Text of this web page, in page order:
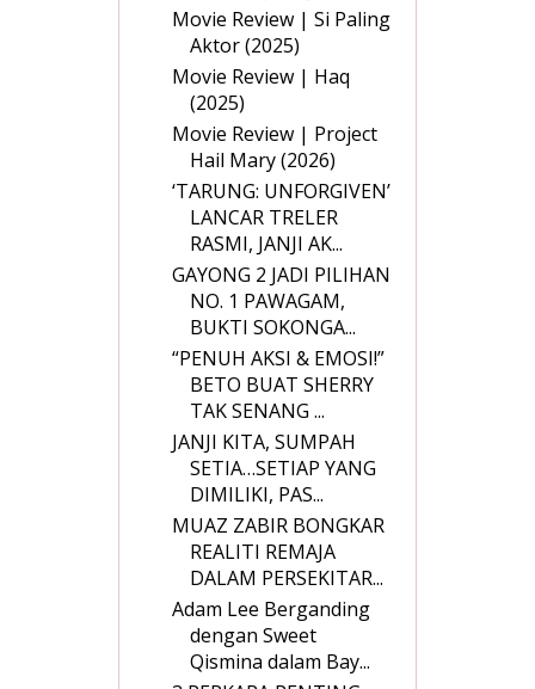
Movie Review | Si Paling
Aktor (2025)
Movie Review | Haq
(2025)
Movie Review | Project
Hail Mary (2026)
‘TARUNG: UNFORGIVEN’
LANCAR TRELER
RASMI, JANJI AK...
GAYONG 2 JADI PILIHAN
NO. 1 PAWAGAM,
BUKTI SOKONGA...
“PENUH AKSI & EMOSI!”
BETO BUAT SHERRY
TAK SENANG ...
JANJI KITA, SUMPAH
SETIA…SETIAP YANG
DIMILIKI, PAS...
MUAZ ZABIR BONGKAR
REALITI REMAJA
DALAM PERSEKITAR...
Adam Lee Berganding
dengan Sweet
Qismina dalam Bay...